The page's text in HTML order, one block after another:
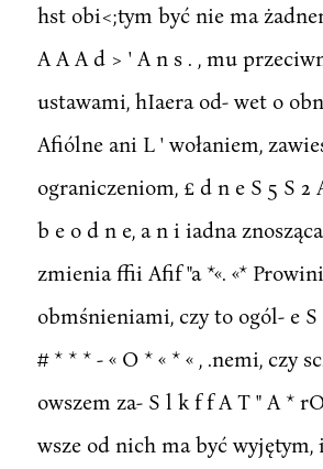
hst obi<;tym być nie ma
A A A d > ' A n s . , mu
ustawami, hIaera od- wet o
Afiólne ani L ' wołaniem,
ograniczeniom, £ d n e S 5 S 2
b e o d n e, a n i iadna znosząca
zmienia ffii Afif "a *«. «*
obmśnieniami, czy to ogól- e
# * * * - « O * « * « , .nemi, czy
owszem za- S l k f f A T " A *
wsze od nich ma być wyjętym,